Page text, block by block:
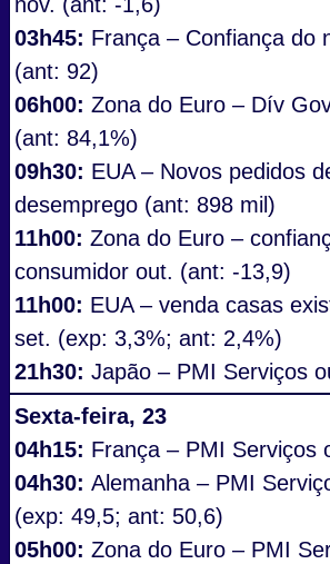
03h45: França – Confiança do
(ant: 92)
06h00: Zona do Euro – Dív
(ant: 84,1%)
09h30: EUA – Novos pedidos
desemprego (ant: 898 mil)
11h00: Zona do Euro –
consumidor out. (ant: -13,9)
11h00: EUA – venda casas
set. (exp: 3,3%; ant: 2,4%)
21h30: Japão – PMI Serviços
Sexta-feira, 23
04h15: França – PMI Serviços
04h30: Alemanha – PMI
(exp: 49,5; ant: 50,6)
05h00: Zona do Euro – PMI